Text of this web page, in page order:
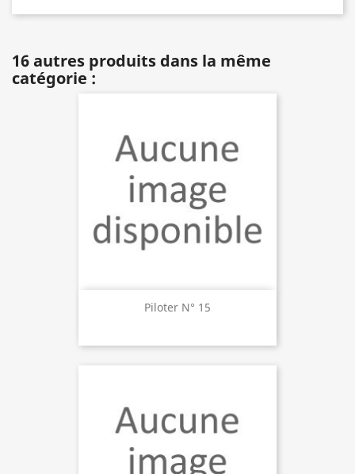
16 autres produits dans la même
catégorie :
Piloter N° 15